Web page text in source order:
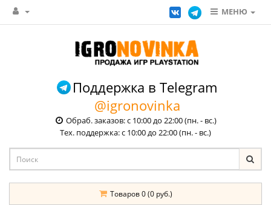
МЕНЮ
Поддержка в Telegram
@igronovinka
Обраб. заказов: с 10:00 до 22:00 (пн. - вс.)
Тех. поддержка: с 10:00 до 22:00 (пн. - вс.)
Товаров 0 (0 руб.)